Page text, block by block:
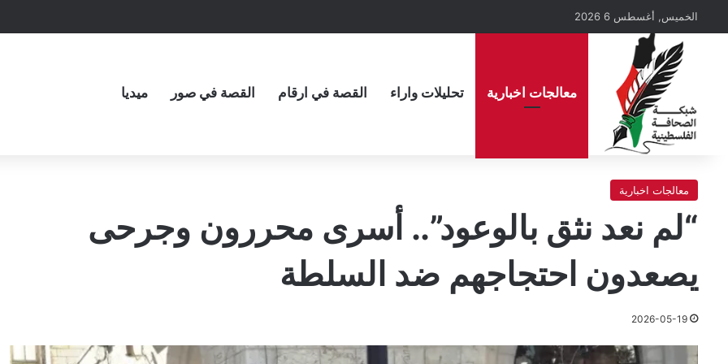
الخميس, أغسطس 6 2026
معالجات اخبارية تحليلات واراء القصة في ارقام القصة في صور ميديا
معالجات اخبارية
“لم نعد نثق بالوعود”.. أسرى محررون وجرحى
يصعدون احتجاجهم ضد السلطة
2026-05-19